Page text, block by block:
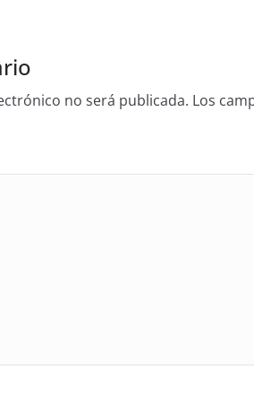
no será publicada. Los